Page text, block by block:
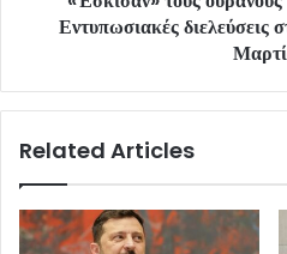
Εντυπωσιακές διελεύσεις
Related Articles